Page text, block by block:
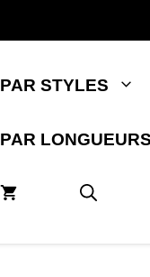
PAR STYLES
PAR